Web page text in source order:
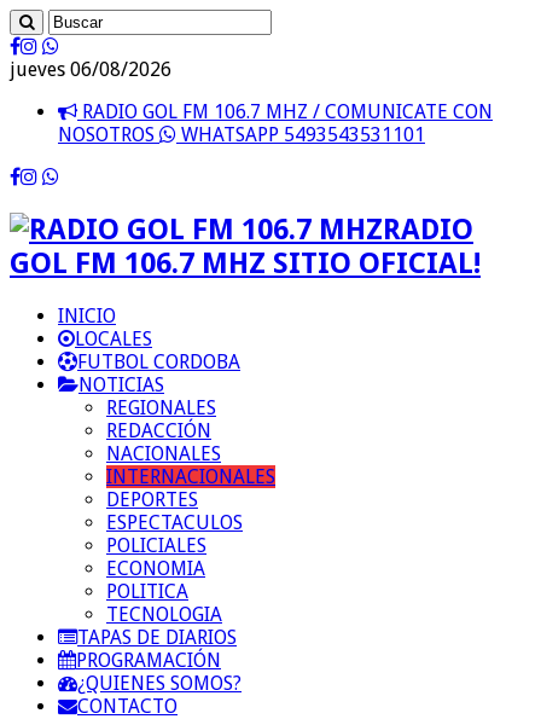
jueves 06/08/2026
RADIO GOL FM 106.7 MHZ / COMUNICATE CON
NOSOTROS
WHATSAPP 5493543531101
RADIO
GOL FM 106.7 MHZ SITIO OFICIAL!
INICIO
LOCALES
FUTBOL CORDOBA
NOTICIAS
REGIONALES
REDACCIÓN
NACIONALES
INTERNACIONALES
DEPORTES
ESPECTACULOS
POLICIALES
ECONOMIA
POLITICA
TECNOLOGIA
TAPAS DE DIARIOS
PROGRAMACIÓN
¿QUIENES SOMOS?
CONTACTO